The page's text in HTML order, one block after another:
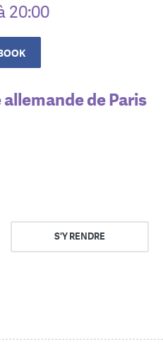
20:00
de Paris
S'Y RENDRE